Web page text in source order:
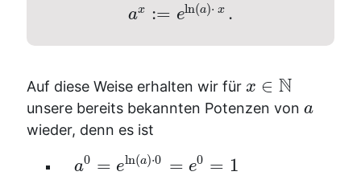
ax := eln(a)⋅ x .
Auf diese Weise erhalten wir für x ∈ N
unsere bereits bekannten Potenzen von a
wieder, denn es ist
a0 = eln(a)⋅0 = e0 = 1